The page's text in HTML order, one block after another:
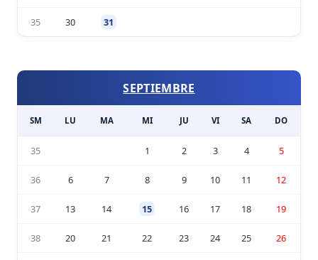
35 30 31
SEPTIEMBRE
SM LU MA MI JU VI SA DO
35 1 2 3 4 5
36 6 7 8 9 10 11 12
37 13 14 15 16 17 18 19
38 20 21 22 23 24 25 26